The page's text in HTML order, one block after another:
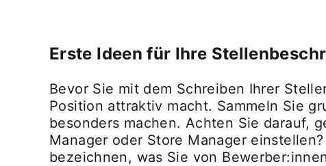
Erste Ideen für Ihre
Bevor Sie mit dem Schreiben Ihrer
Position attraktiv macht. Sammeln Sie
besonders machen. Achten Sie darauf,
Manager oder Store Manager
bezeichnen, was Sie von